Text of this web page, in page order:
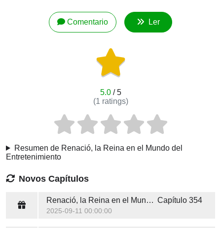
Comentario Ler
5.0/ 5
(1 ratings)
Resumen de Renació, la Reina en el Mundo del
Entretenimiento
Novos Capítulos
Renació, la Reina en el Mundo del Entretenimiento Capítulo 354
2025-09-11 00:00:00